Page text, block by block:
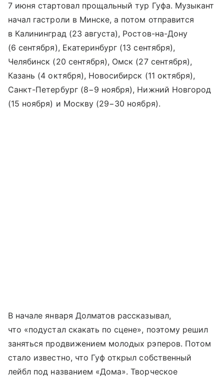
7 июня стартовал прощальный тур Гуфа. Музыкант
начал гастроли в Минске, а потом отправится
в Калининград (23 августа), Ростов-на-Дону
(6 сентября), Екатеринбург (13 сентября),
Челябинск (20 сентября), Омск (27 сентября),
Казань (4 октября), Новосибирск (11 октября),
Санкт-Петербург (8−9 ноября), Нижний Новгород
(15 ноября) и Москву (29−30 ноября).
В начале января Долматов рассказывал,
что «подустал скакать по сцене», поэтому решил
заняться продвижением молодых рэперов. Потом
стало известно, что Гуф открыл собственный
лейбл под названием «Дома». Творческое